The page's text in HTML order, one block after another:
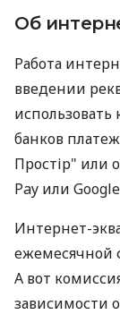
Об
Работа
введении
банков
Простір" или
Pay или
Интернет-
ежемесячной
А вот
зависимости